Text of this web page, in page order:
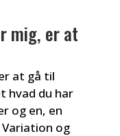
mig, er at
at gå til
hvad du har
og en, en
og